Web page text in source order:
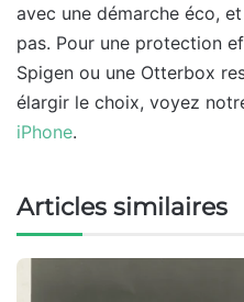
avec une démarche éco,
pas. Pour une protection
Spigen ou une Otterbox
élargir le choix, voyez
iPhone.
Articles similaires